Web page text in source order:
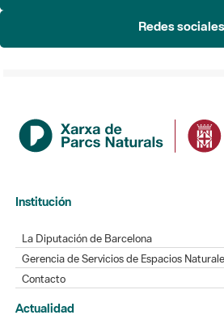
Institución
Gerencia de Servicios de Espacios Naturales
Actualidad
Noticias
Agenda